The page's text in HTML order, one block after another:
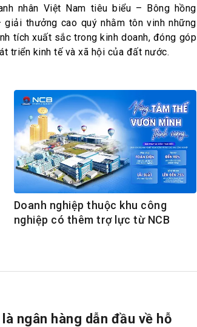
TUYỂN DỤNG
nhân Việt Nam tiêu biểu – Bông hồng
giải thưởng cao quý nhằm tôn vinh những
tích xuất sắc trong kinh doanh, đóng góp
triển kinh tế và xã hội của đất nước.
Doanh nghiệp thuộc khu công
nghiệp có thêm trợ lực từ NCB
ngân hàng dẫn đầu về hỗ